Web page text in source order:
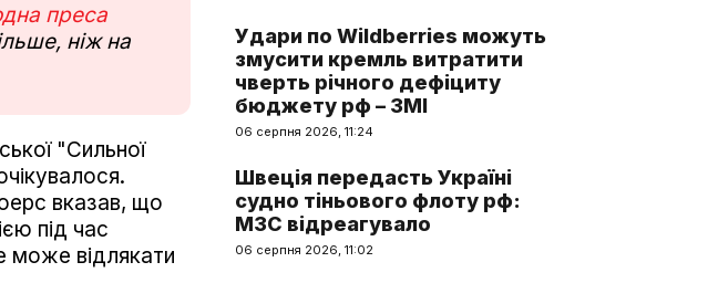
преса
ніж на
"Сильної
вказав, що
під час
може відлякати
Удари по Wildberries можуть
змусити кремль витратити
чверть річного дефіциту
бюджету рф – ЗМІ
06 серпня 2026, 11:24
Швеція передасть Україні
судно тіньового флоту рф:
МЗС відреагувало
06 серпня 2026, 11:02